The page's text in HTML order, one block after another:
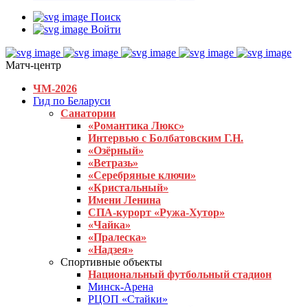
Поиск
Войти
Матч-центр
ЧМ-2026
Гид по Беларуси
Санатории
«Романтика Люкс»
Интервью с Болбатовским Г.Н.
«Озёрный»
«Ветразь»
«Серебряные ключи»
«Кристальный»
Имени Ленина
СПА-курорт «Ружа-Хутор»
«Чайка»
«Пралеска»
«Надзея»
Спортивные объекты
Национальный футбольный стадион
Минск-Арена
РЦОП «Стайки»